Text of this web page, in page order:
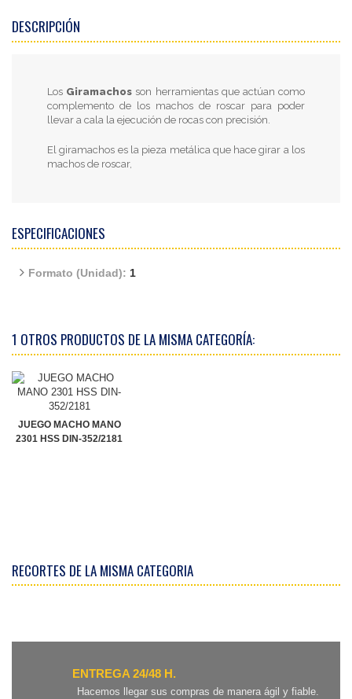
DESCRIPCIÓN
Los Giramachos son herramientas que actúan como
complemento de los machos de roscar para poder
llevar a cala la ejecución de rocas con precisión.
El giramachos es la pieza metálica que hace girar a los
machos de roscar,
ESPECIFICACIONES
Formato (Unidad): 1
1 OTROS PRODUCTOS DE LA MISMA CATEGORÍA:
JUEGO MACHO MANO
2301 HSS DIN-352/2181
RECORTES DE LA MISMA CATEGORIA
ENTREGA 24/48 H.
Hacemos llegar sus compras de manera ágil y fiable.